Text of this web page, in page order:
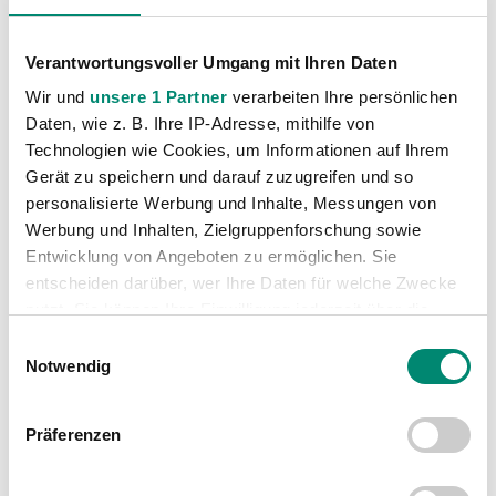
Verantwortungsvoller Umgang mit Ihren Daten
Wir und unsere 1 Partner verarbeiten Ihre persönlichen
Daten, wie z. B. Ihre IP-Adresse, mithilfe von
Technologien wie Cookies, um Informationen auf Ihrem
Gerät zu speichern und darauf zuzugreifen und so
personalisierte Werbung und Inhalte, Messungen von
Werbung und Inhalten, Zielgruppenforschung sowie
Entwicklung von Angeboten zu ermöglichen. Sie
entscheiden darüber, wer Ihre Daten für welche Zwecke
Trigger Symbol ändern oder widerrufen
Erfahren Sie mehr darüber, wie Ihre persönlichen Daten
verarbeitet werden, und legen Sie Ihre Präferenzen im
Notwendig
Präferenzen
Kategorien
Akademie
Allgemeine News
Damen
Junge Wikinger Ried
(413)
Nachwuchs
(74)
Profis
(1316)
(91)
Unkategorisiert
(2867)